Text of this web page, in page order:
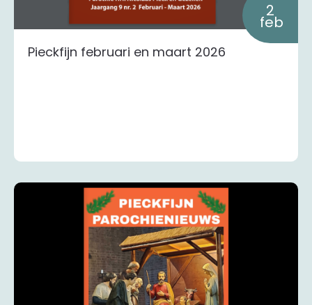
2
feb
Pieckfijn februari en maart 2026